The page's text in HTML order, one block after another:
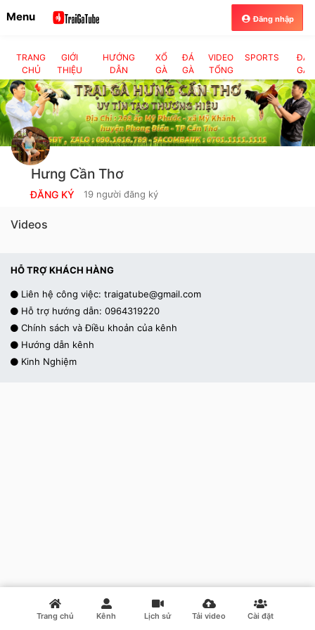
Trang chủ Kênh Lịch sử Tải video Cài đặt
Menu Đăng nhập
TRANG
CHỦ
GIỚI
THIỆU
HƯỚNG
DẪN
0927548696
XỔ
GÀ
ĐÁ
GÀ
CỰA
DAO
VIDEO
TỔNG
HỢP
SPORTS
ĐÁ
GÀ
TRỰC
TIẾP
Hưng Cần Thơ
ĐĂNG KÝ 19 người đăng ký
Videos
HỖ TRỢ KHÁCH HÀNG
Liên hệ công việc: traigatube@gmail.com
Hỗ trợ hướng dẫn: 0964319220
Chính sách và Điều khoản của kênh
Hướng dẫn kênh
Kinh Nghiệm